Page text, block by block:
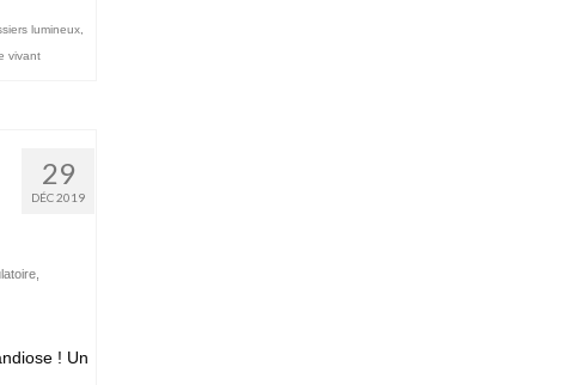
lumineux,
vivant
29
DÉC 2019
,
! Un